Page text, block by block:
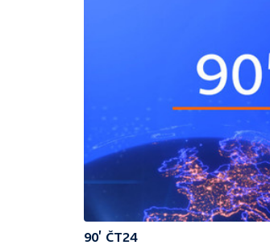
90’ ČT24